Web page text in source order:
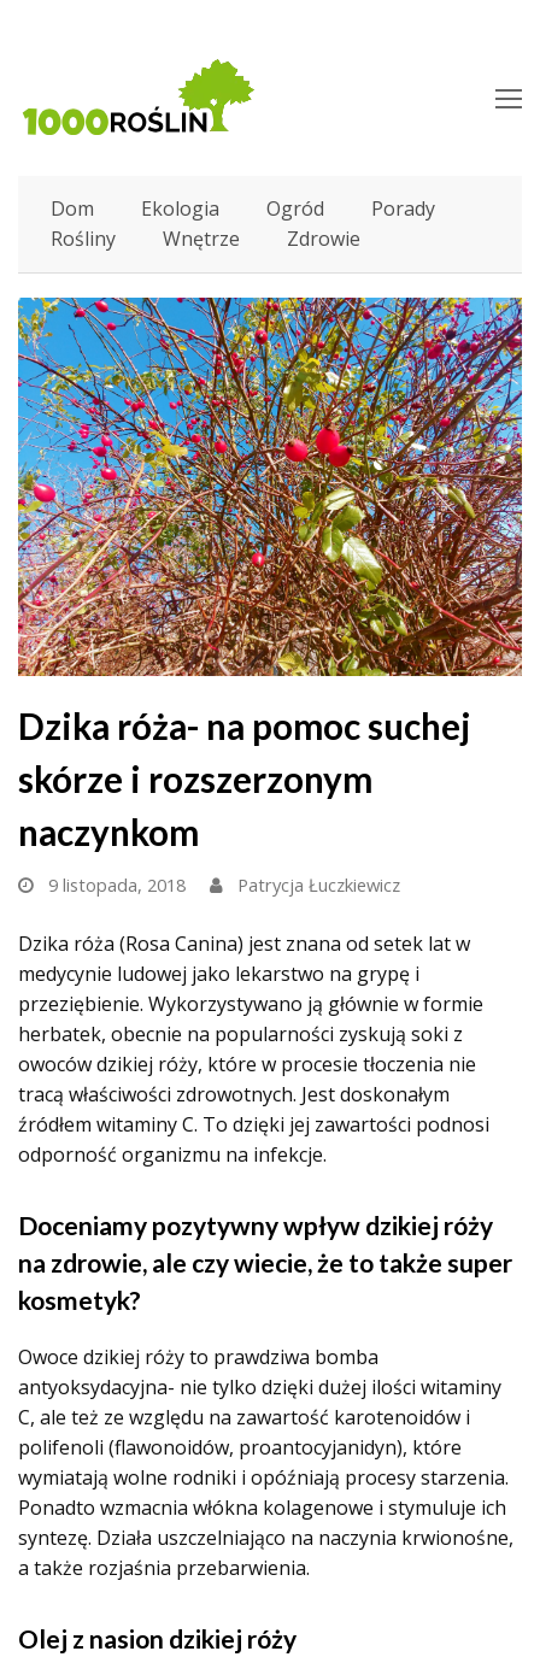
Dom Ekologia Ogród
Porady
Rośliny
Wnętrze Zdrowie
Dzika róża- na pomoc suchej
skórze i rozszerzonym
naczynkom
9 listopada, 2018 Patrycja Łuczkiewicz
Dzika róża (Rosa Canina) jest znana od setek lat w
medycynie ludowej jako lekarstwo na grypę i
przeziębienie. Wykorzystywano ją głównie w formie
herbatek, obecnie na popularności zyskują soki z
owoców dzikiej róży, które w procesie tłoczenia nie
tracą właściwości zdrowotnych. Jest doskonałym
źródłem witaminy C. To dzięki jej zawartości podnosi
odporność organizmu na infekcje.
Doceniamy pozytywny wpływ dzikiej róży
na zdrowie, ale czy wiecie, że to także super
kosmetyk?
Owoce dzikiej róży to prawdziwa bomba
antyoksydacyjna- nie tylko dzięki dużej ilości witaminy
C, ale też ze względu na zawartość karotenoidów i
polifenoli (flawonoidów, proantocyjanidyn), które
wymiatają wolne rodniki i opóźniają procesy starzenia.
Ponadto wzmacnia włókna kolagenowe i stymuluje ich
syntezę. Działa uszczelniająco na naczynia krwionośne,
a także rozjaśnia przebarwienia.
Olej z nasion dzikiej róży